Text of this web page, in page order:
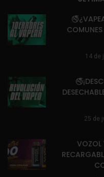
14 de
25 de
VOZOL